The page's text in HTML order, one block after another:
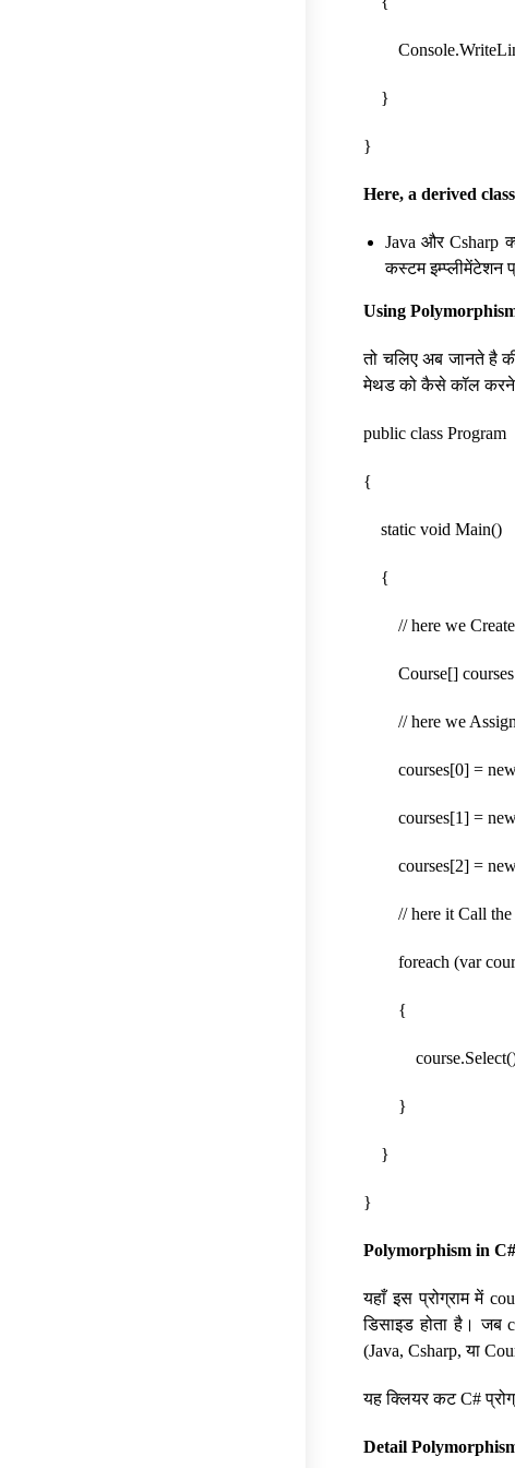
}
}
Here, a derived
Java और Csharp
कस्टम इम्प्लीमेंटेशन
Using
तो चलिए अब जानते है
मेथड को कैसे कॉल करने
public class Program
{
static void Main()
{
// here we Create
Course[] courses
// here we Assign
courses[0] = new
courses[1] = new
courses[2] = new
// here it Call the
foreach (var
{
course.Select(); //
}
}
}
Polymorphism in
यहाँ इस प्रोग्राम में
डिसाइड होता है। जब
(Java, Csharp, या
यह क्लियर कट C#
Detail